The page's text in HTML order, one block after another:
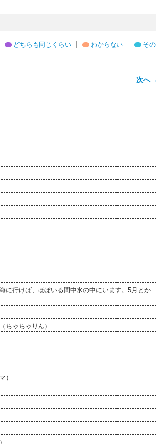
どちらも同じくらい わからない
その
次へ→
に行けば、ほぼいる間中水の中にいます。5月とか
ちゃちゃりん）
）